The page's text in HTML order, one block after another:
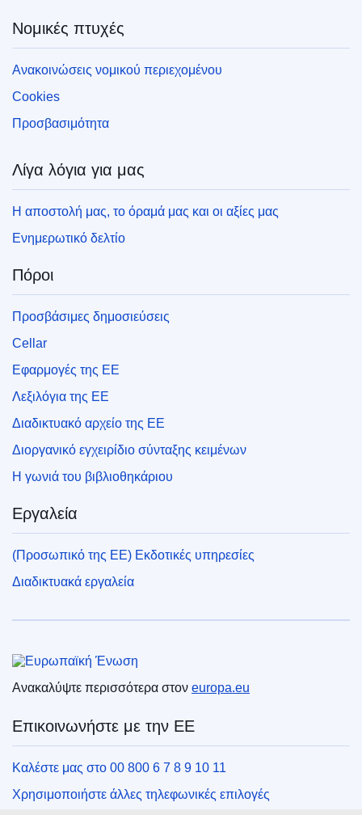
Νομικές πτυχές
Ανακοινώσεις νομικού περιεχομένου
Cookies
Προσβασιμότητα
Λίγα λόγια για μας
Η αποστολή μας, το όραμά μας και οι αξίες μας
Ενημερωτικό δελτίο
Πόροι
Προσβάσιμες δημοσιεύσεις
Cellar
Εφαρμογές της ΕΕ
Λεξιλόγια της ΕΕ
Διαδικτυακό αρχείο της ΕΕ
Διοργανικό εγχειρίδιο σύνταξης κειμένων
Η γωνιά του βιβλιοθηκάριου
Εργαλεία
(Προσωπικό της ΕΕ) Εκδοτικές υπηρεσίες
Διαδικτυακά εργαλεία
Ευρωπαϊκή Ένωση
Ανακαλύψτε περισσότερα στον europa.eu
Επικοινωνήστε με την ΕΕ
Καλέστε μας στο 00 800 6 7 8 9 10 11
Χρησιμοποιήστε άλλες τηλεφωνικές επιλογές